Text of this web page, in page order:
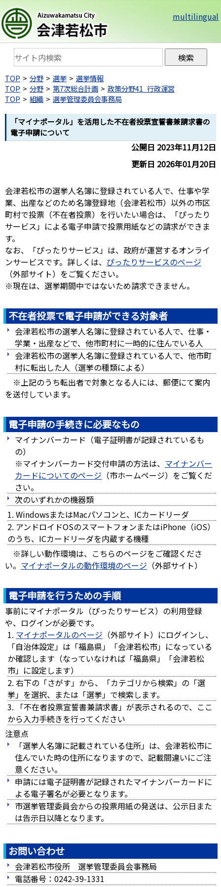
multilingual
TOP 分野 選挙
選挙情報
TOP
分野 第7次総合計画
政策分野41_行政運営
TOP
組織 選挙管理委員会事務局
「マイナポータル」を活用した不在者投票宣誓書兼請求書の
電子申請について
公開日 2023年11月12日
更新日 2026年01月20日
会津若松市の選挙人名簿に登録されている人で、仕事や学
業、出産などのため名簿登録地（会津若松市）以外の市区
町村で投票（不在者投票）を行いたい場合は、「ぴったり
サービス」による電子申請で投票用紙などの請求ができま
す。
なお、「ぴったりサービス」は、政府が運営するオンライ
ンサービスです。詳しくは、 ぴったりサービスのページ
（外部サイト）をご覧ください。
※現在は、選挙期間中ではないため請求できません。
不在者投票で電子申請ができる対象者
会津若松市の選挙人名簿に登録されている人で、仕事・
学業・出産などで、他市町村に一時的に住んでいる人
会津若松市の選挙人名簿に登録されている人で、他市町
村に転出した人（選挙の種類による）
※上記のうち転出者で対象となる人には、郵便にて案内
を送付しています。
電子申請の手続きに必要なもの
マイナンバーカード（電子証明書が記録されているも
の）
※マイナンバーカード交付申請の方法は、 マイナンバー
カードについてのページ （市ホームページ）をご覧くだ
さい。
次のいずれかの機器類
WindowsまたはMacパソコンと、ICカードリーダ
アンドロイドOSのスマートフォンまたはiPhone（iOS）
のうち、ICカードリーダを内蔵する機種
※詳しい動作環境は、こちらのページをご確認くださ
い。 マイナポータルの動作環境のページ （外部サイト）
電子申請を行うための手順
事前にマイナポータル（ぴったりサービス）の利用登録
や、ログインが必要です。
マイナポータルのページ （外部サイト）にログインし、
「自治体設定」は「福島県」「会津若松市」になっている
か確認します（なっていなければ「福島県」「会津若松
市」に設定します）
右下の「さがす」から、「カテゴリから検索」の「選
挙」を選択、または「選挙」で検索します。
「不在者投票宣誓書兼請求書」が表示されるので、ここ
から入力手続きを行ってください
注意点
「選挙人名簿に記載されている住所」は、会津若松市に
住んでいた時の住所になりますので、記載間違いにご注
意ください。
申請には電子証明書が記録されたマイナンバーカードに
よる電子署名が必要となります。
市選挙管理委員会からの投票用紙の発送は、公示日また
は告示日以降となります。
お問い合わせ
会津若松市役所 選挙管理委員会事務局
電話番号：0242-39-1331